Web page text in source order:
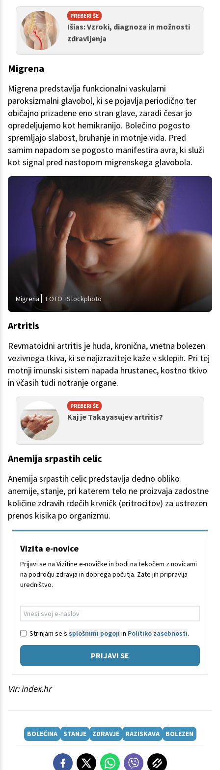
PREBERI ŠE
Išias: Vzroki, diagnoza in možnosti
zdravljenja
Migrena
Migrena predstavlja funkcionalni vaskularni
paroksizmalni glavobol, ki se pojavlja periodično ter
običajno prizadene eno stran glave, zaradi česar jo
opredeljujemo kot hemikranijo. Bolečino pogosto
spremljajo slabost, bruhanje in motnje vida. Pred
samim napadom se pogosto manifestira avra, ki služi
kot signal pred nastopom migrenskega glavobola.
Migrena FOTO: iStockphoto
Artritis
Revmatoidni artritis je huda, kronična, vnetna bolezen
vezivnega tkiva, ki se najizraziteje kaže v sklepih. Pri tej
motnji imunski sistem napada hrustanec, kostno tkivo
in včasih tudi notranje organe.
PREBERI ŠE
Kaj je Takayasujev artritis?
Anemija srpastih celic
Anemija srpastih celic predstavlja dedno obliko
anemije, stanje, pri katerem telo ne proizvaja zadostne
količine zdravih rdečih krvničk (eritrocitov) za ustrezen
prenos kisika po organizmu.
Vizita e-novice
Prijavi se na Vizitine e-novičke in bodi na tekočem z novicami
na področju zdravja in dobrega počutja. Zate jih pripravlja
uredništvo.
Strinjam se s splošnimi pogoji in Politiko zasebnosti.
PRIJAVI SE
Vir: index.hr
BOLEČINA STANJE ZDRAVJE RAZISKAVA BOLEZEN